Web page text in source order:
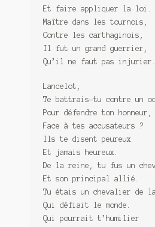
Et faire appliquer la loi.
Maître dans les tournois,
Contre les carthaginois,
Il fut un grand guerrier,
Qu’il ne faut pas injurier.
Lancelot,
Te battrais-tu contre un
Pour défendre ton honneur,
Face à tes accusateurs ?
Ils te disent peureux
Et jamais heureux.
De la reine, tu fus un
Et son principal allié.
Tu étais un chevalier de
Qui défiait le monde.
Qui pourrait t’humilier